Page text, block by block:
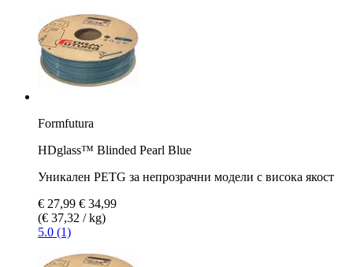
Formfutura
HDglass™ Blinded Pearl Blue
Уникален PETG за непрозрачни модели с висока якост
€ 27,99 € 34,99
(€ 37,32 / kg)
5.0 (1)